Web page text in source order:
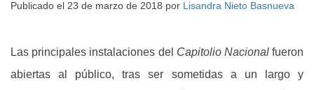
Publicado el 23 de marzo de 2018 por Lisandra Nieto Basnueva
Las principales instalaciones del Capitolio Nacionalfueron
abiertas al público, tras ser sometidas a un largo y